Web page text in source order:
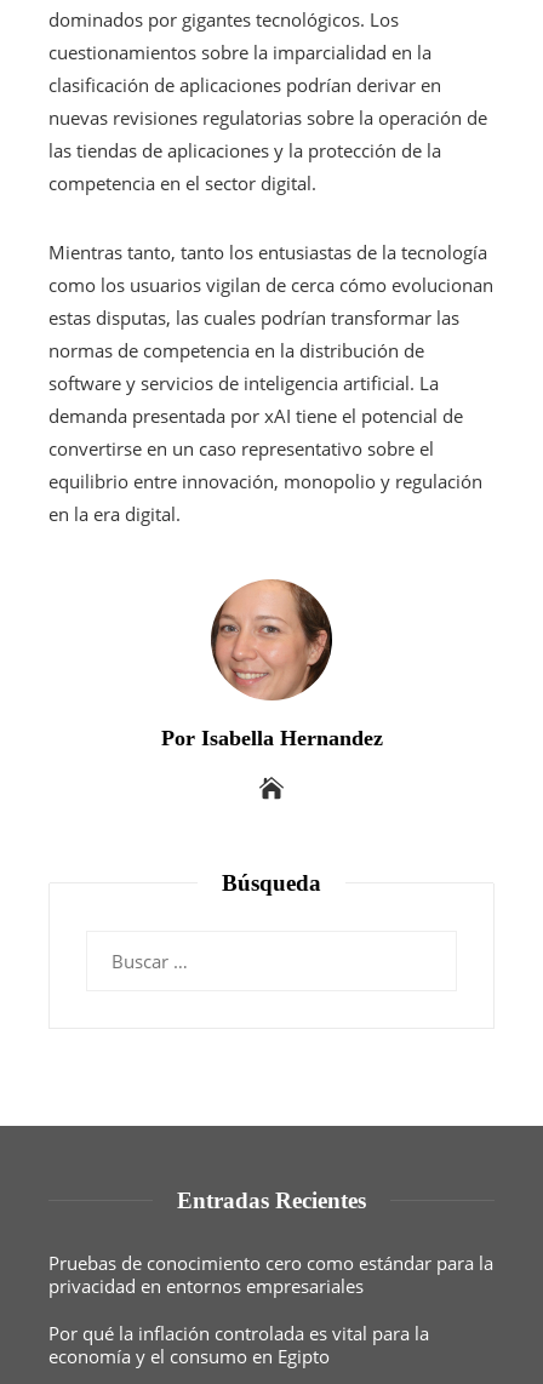
dominados por gigantes tecnológicos. Los
cuestionamientos sobre la imparcialidad en la
clasificación de aplicaciones podrían derivar en
nuevas revisiones regulatorias sobre la operación de
las tiendas de aplicaciones y la protección de la
competencia en el sector digital.
Mientras tanto, tanto los entusiastas de la tecnología
como los usuarios vigilan de cerca cómo evolucionan
estas disputas, las cuales podrían transformar las
normas de competencia en la distribución de
software y servicios de inteligencia artificial. La
demanda presentada por xAI tiene el potencial de
convertirse en un caso representativo sobre el
equilibrio entre innovación, monopolio y regulación
en la era digital.
Por Isabella Hernandez
Búsqueda
Entradas Recientes
Pruebas de conocimiento cero como estándar para la
privacidad en entornos empresariales
Por qué la inflación controlada es vital para la
economía y el consumo en Egipto